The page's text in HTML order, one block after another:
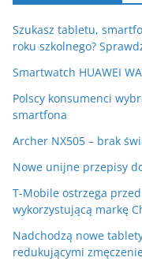
Szukasz tabletu,
roku szkolnego?
Smartwatch HUAWEI
Polscy konsumenci
smartfona
Archer NX505 – brak
Nowe unijne przepisy
T-Mobile ostrzega
wykorzystującą markę
Nadchodzą nowe
redukującymi